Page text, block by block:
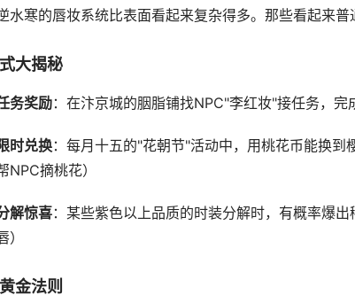
水寒的唇妆系统比表面看起来复杂得多。那些看起来普
大揭秘
务奖励：在汴京城的胭脂铺找NPC"李红妆"接任务，
时兑换：每月十五的"花朝节"活动中，用桃花币能换
NPC摘桃花）
解惊喜：某些紫色以上品质的时装分解时，有概率爆
）
金法则